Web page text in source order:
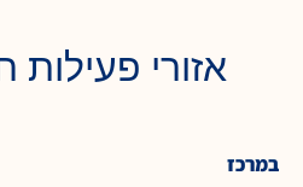
אזורי פעילות
במרכז